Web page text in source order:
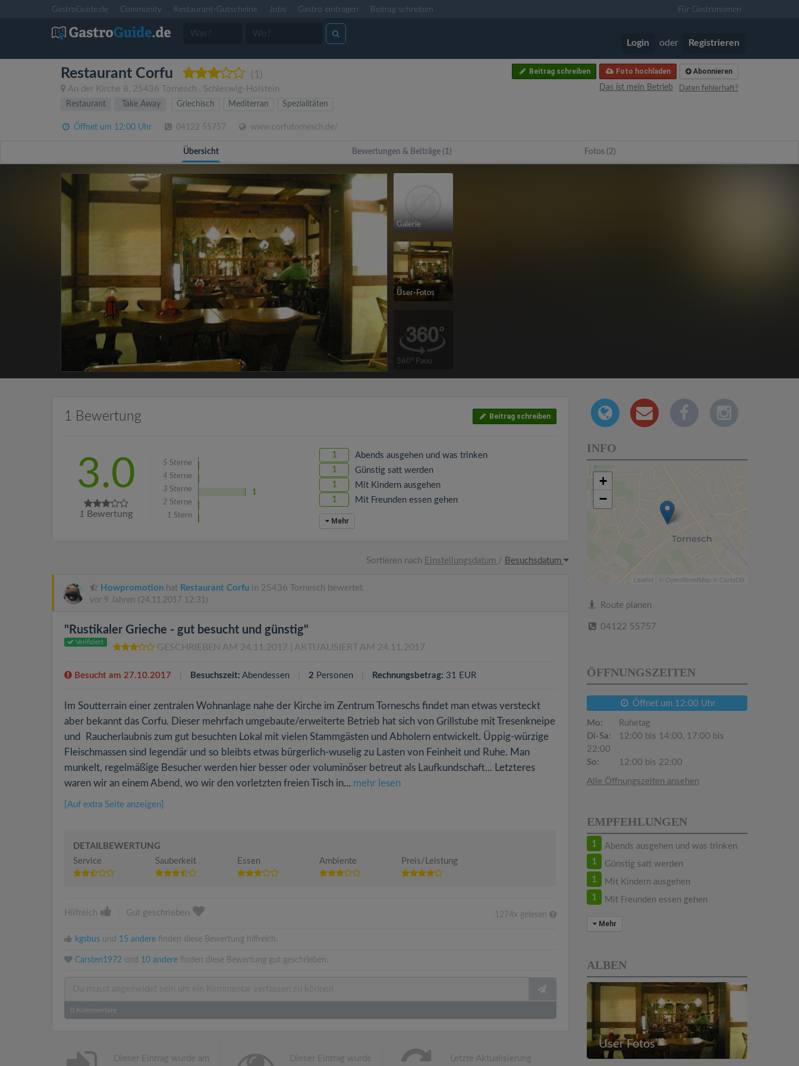
GastroGuide.de Community Restaurant-Gutscheine Jobs Gastro eintragen Beitrag schreiben Für Gastronomen
Login oder Registrieren
Restaurant Corfu (1)
An der Kirche 8, 25436 Tornesch , Schleswig-Holstein
Abonnieren
Foto hochladen
Beitrag schreiben
Daten fehlerhaft?
Das ist mein Betrieb
Restaurant
Take Away Griechisch Mediterran Spezialitäten
Öffnet um 12:00 Uhr 04122 55757 www.corfutornesch.de/
Übersicht Bewertungen & Beiträge (1) Fotos (2)
Galerie
User-Fotos
360° Pano
1 Bewertung Beitrag schreiben
3.0
1 Bewertung
5 Sterne
4 Sterne
3 Sterne
1
2 Sterne
1 Stern
1 Abends ausgehen und was trinken
1 Günstig satt werden
1 Mit Kindern ausgehen
1 Mit Freunden essen gehen
Mehr
Sortieren nach Einstellungsdatum / Besuchsdatum
Howpromotion hat Restaurant Corfu in 25436 Tornesch bewertet.
vor 9 Jahren (24.11.2017 12:31)
"Rustikaler Grieche - gut besucht und günstig"
Verifiziert
GESCHRIEBEN AM 24.11.2017 | AKTUALISIERT AM 24.11.2017
Besucht am 27.10.2017 Besuchszeit: Abendessen 2 Personen Rechnungsbetrag: 31 EUR
Im Soutterrain einer zentralen Wohnanlage nahe der Kirche im Zentrum Torneschs findet man etwas versteckt
aber bekannt das Corfu. Dieser mehrfach umgebaute/erweiterte Betrieb hat sich von Grillstube mit Tresenkneipe
und Raucherlaubnis zum gut besuchten Lokal mit vielen Stammgästen und Abholern entwickelt. Üppig-würzige
Fleischmassen sind legendär und so bleibts etwas bürgerlich-wuselig zu Lasten von Feinheit und Ruhe. Man
munkelt, regelmäßige Besucher werden hier besser oder voluminöser betreut als Laufkundschaft... Letzteres
waren wir an einem Abend, wo wir den vorletzten freien Tisch in... mehr lesen
[Auf extra Seite anzeigen]
DETAILBEWERTUNG
Service
Sauberkeit Essen Ambiente Preis/Leistung
Hilfreich Gut geschrieben 1274x gelesen
kgsbus und 15 andere finden diese Bewertung hilfreich.
Carsten1972 und 10 andere finden diese Bewertung gut geschrieben.
0 Kommentare
Dieser Eintrag wurde am
Dieser Eintrag wurde
Letzte Aktualisierung
INFO
+
−
Leaflet | © OpenStreetMap © CartoDB
Route planen
04122 55757
ÖFFNUNGSZEITEN
Öffnet um 12:00 Uhr
Mo:
Ruhetag
Di-Sa:
12:00 bis 14:00, 17:00 bis
22:00
So:
12:00 bis 22:00
Alle Öffnungszeiten ansehen
EMPFEHLUNGEN
1 Abends ausgehen und was trinken
1 Günstig satt werden
1 Mit Kindern ausgehen
1 Mit Freunden essen gehen
Mehr
ALBEN
User Fotos